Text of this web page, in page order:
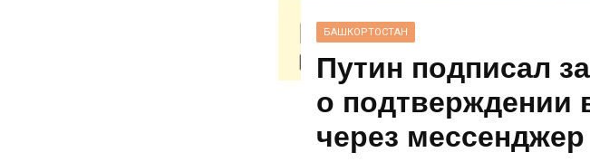
БАШКОРТОСТАН
Путин подписал
о подтверждении
через мессенджер